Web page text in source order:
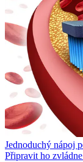
Jednoduchý nápoj
Připravit ho